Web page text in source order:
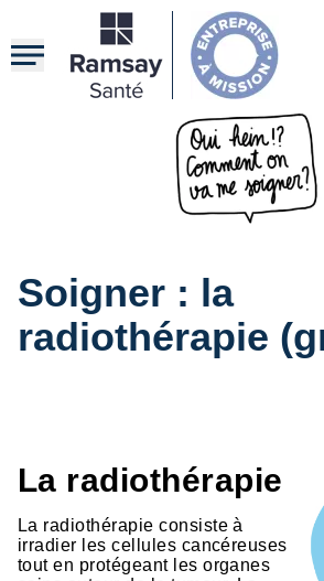
contenu
principal
Soigner : la
radiothérapie
La radiothérapie
La radiothérapie consiste à
irradier les cellules cancéreuses
tout en protégeant les organes